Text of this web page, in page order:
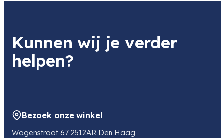
Kunnen wij je verder
helpen?
Bezoek onze winkel
Wagenstraat 67 2512AR Den Haag